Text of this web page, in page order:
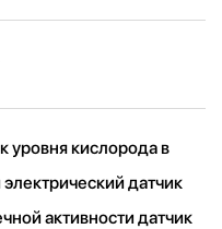
уровня кислорода в
электрический датчик
активности датчик